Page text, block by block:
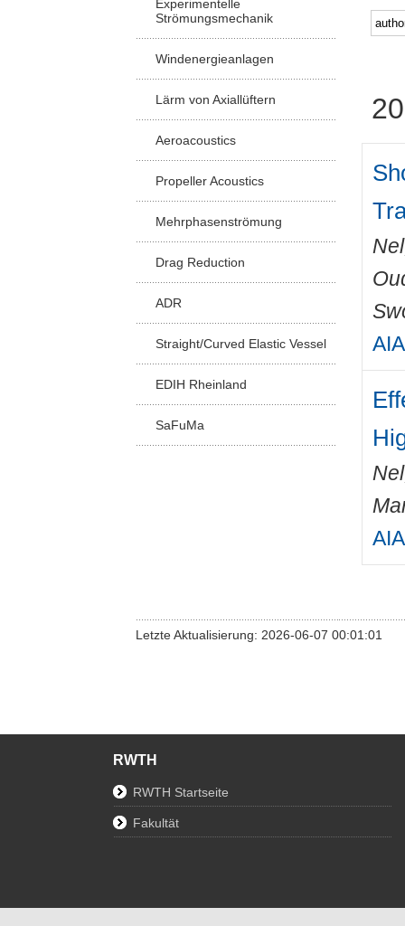
Experimentelle
Strömungsmechanik
Windenergieanlagen
Lärm von Axiallüftern
Aeroacoustics
Propeller Acoustics
Mehrphasenströmung
Drag Reduction
ADR
Straight/Curved Elastic Vessel
EDIH Rheinland
SaFuMa
Letzte Aktualisierung: 2026-06-07 00:01:01
RWTH
RWTH Startseite
Fakultät